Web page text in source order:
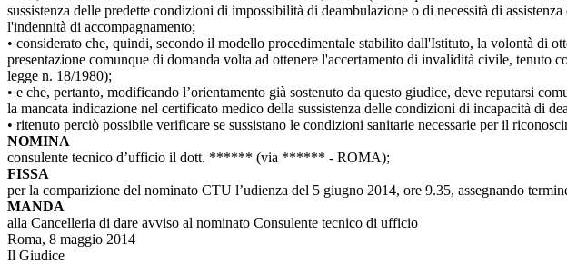
sussistenza delle predette condizioni di impossibilità di deambulazione o di necessità di
l'indennità di accompagnamento;
• considerato che, quindi, secondo il modello procedimentale stabilito dall'Istituto, la volontà di
presentazione comunque di domanda volta ad ottenere l'accertamento di invalidità civile, tenuto
legge n. 18/1980);
• e che, pertanto, modificando l’orientamento già sostenuto da questo giudice, deve reputarsi
la mancata indicazione nel certificato medico della sussistenza delle condizioni di incapacità di
• ritenuto perciò possibile verificare se sussistano le condizioni sanitarie necessarie per il
NOMINA
consulente tecnico d’ufficio il dott. ****** (via ****** - ROMA);
FISSA
per la comparizione del nominato CTU l’udienza del 5 giugno 2014, ore 9.35, assegnando
MANDA
alla Cancelleria di dare avviso al nominato Consulente tecnico di ufficio
Roma, 8 maggio 2014
Il Giudice